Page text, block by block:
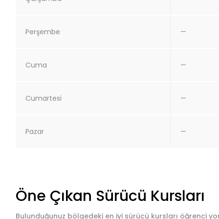
Perşembe —
Cuma —
Cumartesi —
Pazar —
Öne Çıkan Sürücü Kursları
Bulunduğunuz bölgedeki en iyi sürücü kursları öğrenci